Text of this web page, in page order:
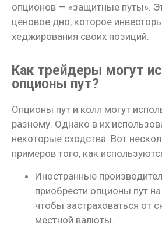
опционов — «защитные путы».
ценовое дно, которое
хеджирования своих позиций.
Как трейдеры могут
опционы пут?
Опционы пут и колл могут
разному. Однако в их
некоторые сходства. Вот
примеров того, как
Иностранные
приобрести опционы пут
чтобы застраховаться от
местной валюты.